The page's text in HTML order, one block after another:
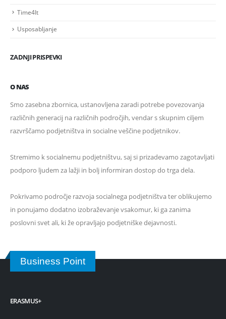
Time4It
Usposabljanje
ZADNJI PRISPEVKI
O NAS
Smo zasebna zbornica, ustanovljena zaradi potrebe povezovanja
različnih generacij na različnih področjih, vendar s skupnim ciljem
razvrščamo podjetništva in socialne veščine podjetnikov.
Stremimo k socialnemu podjetništvu, saj si prizadevamo zagotavljati
podporo ljudem za lažji in bolj informiran dostop do trga dela.
Pokrivamo področje razvoja socialnega podjetništva ter oblikujemo
in ponujamo dodatno izobraževanje vsakomur, ki ga zanima
poslovni svet ali, ki že opravljajo podjetniške dejavnosti.
Business Point
ERASMUS+